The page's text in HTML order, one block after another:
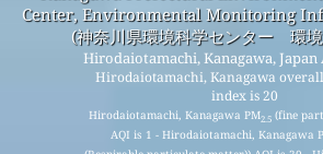
Center, Environmental Monitoring
(神奈川県環境科学センター 環
Hirodaiotamachi, Kanagawa,
Hirodaiotamachi, Kanagawa
index is 20
Hirodaiotamachi, Kanagawa PM2.5(fine
AQI is 1 - Hirodaiotamachi, Kanagawa